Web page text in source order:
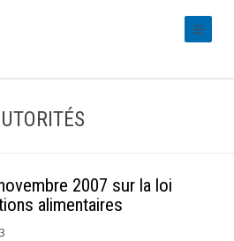
2007 sur la loi
alimentaires